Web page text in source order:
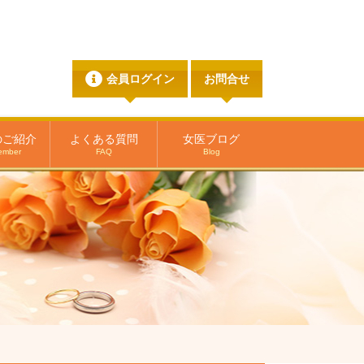
会員ログイン お問合せ
紹介 よくある質問
FAQ
女医ブログ
Blog